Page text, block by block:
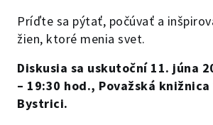
Príďte sa pýtať, počúvať a
žien, ktoré menia svet.
Diskusia sa uskutoční 11. júna
– 19:30 hod., Považská knižnica
Bystrici.